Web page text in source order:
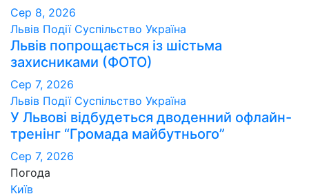
Сер 8, 2026
Львів Події Суспільство Україна
Львів попрощається із шістьма
захисниками (ФОТО)
Сер 7, 2026
Львів Події Суспільство Україна
У Львові відбудеться дводенний офлайн-
тренінг “Громада майбутнього”
Сер 7, 2026
Погода
Київ